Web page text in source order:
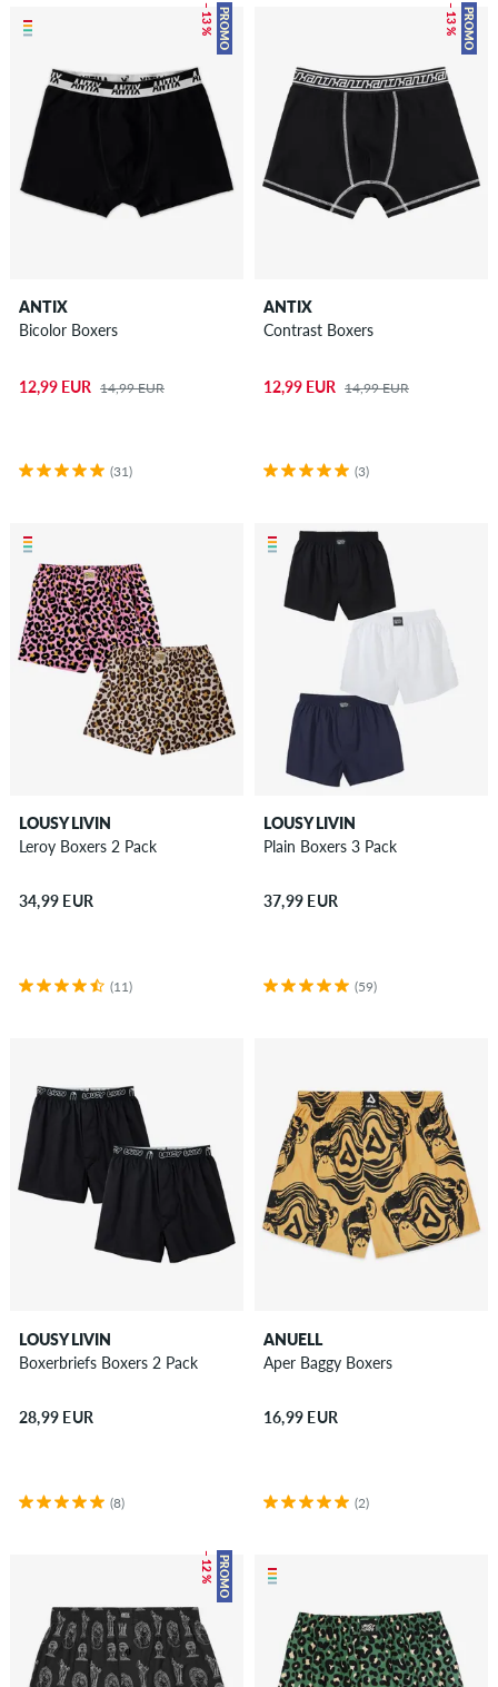
Nouveau
Sale
PROMO
– 13 %
ANTIX
Bicolor Boxers
12,99 EUR 14,99 EUR
(31)
PROMO
– 13 %
ANTIX
Contrast Boxers
12,99 EUR 14,99 EUR
(3)
LOUSY LIVIN
Leroy Boxers 2 Pack
34,99 EUR
(11)
LOUSY LIVIN
Plain Boxers 3 Pack
37,99 EUR
(59)
LOUSY LIVIN
Boxerbriefs Boxers 2 Pack
28,99 EUR
(8)
ANUELL
Aper Baggy Boxers
16,99 EUR
(2)
PROMO
– 12 %